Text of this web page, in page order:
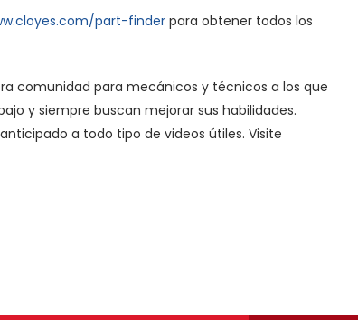
part-finderpara obtener todos los
comunidad para mecánicos y técnicos a los que
y siempre buscan mejorar sus habilidades.
a todo tipo de videos útiles. Visite